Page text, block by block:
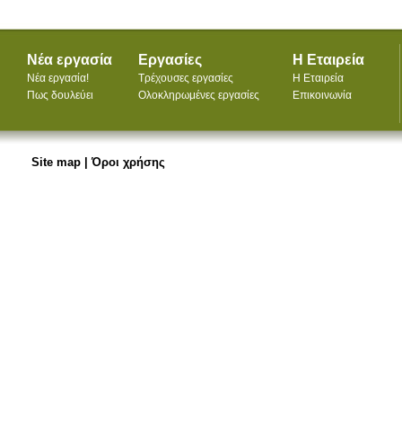
Νέα εργασία
Νέα εργασία!
Πως δουλεύει
Εργασίες
Τρέχουσες εργασίες
Ολοκληρωμένες εργασίες
Η Εταιρεία
Η Εταιρεία
Επικοινωνία
Site map |Όροι χρήσης